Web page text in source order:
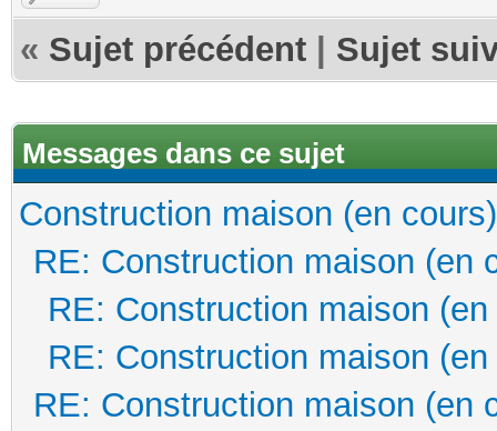
« Sujet précédent Sujet
Messages dans ce sujet
Construction maison (en cours)
RE: Construction maison (en
RE: Construction maison
RE: Construction maison
RE: Construction maison (en